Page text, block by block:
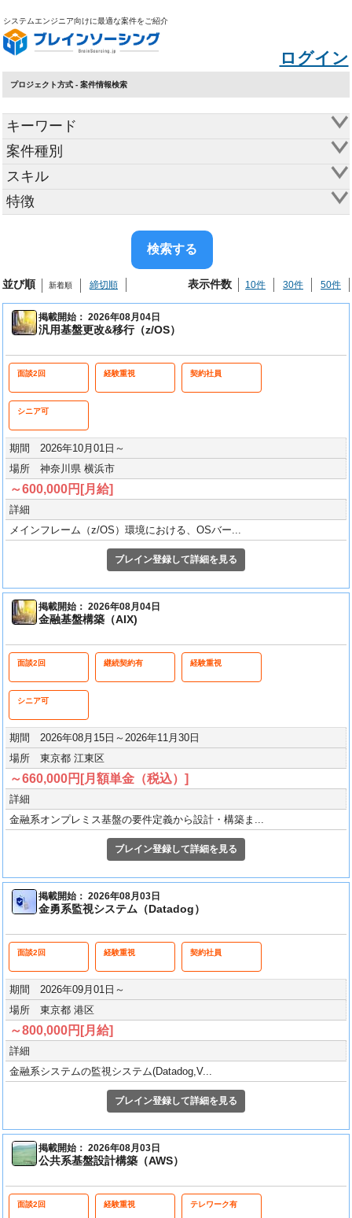
システムエンジニア向けに最適な案件をご紹介
ログイン
プロジェクト方式 - 案件情報検索
キーワード
案件種別
スキル
特徴
並び順 新着順 締切順 表示件数 10件 30件 50件
掲載開始： 2026年08月04日
汎用基盤更改&移行（z/OS）
面談2回 経験重視 契約社員
シニア可
期間 2026年10月01日～
場所 神奈川県 横浜市
～600,000円[月給]
詳細
メインフレーム（z/OS）環境における、OSバー...
ブレイン登録して詳細を見る
掲載開始： 2026年08月04日
金融基盤構築（AIX)
面談2回 継続契約有 経験重視
シニア可
期間 2026年08月15日～2026年11月30日
場所 東京都 江東区
～660,000円[月額単金（税込）]
詳細
金融系オンプレミス基盤の要件定義から設計・構築ま...
ブレイン登録して詳細を見る
掲載開始： 2026年08月03日
金勇系監視システム（Datadog）
面談2回 経験重視 契約社員
期間 2026年09月01日～
場所 東京都 港区
～800,000円[月給]
詳細
金融系システムの監視システム(Datadog,V...
ブレイン登録して詳細を見る
掲載開始： 2026年08月03日
公共系基盤設計構築（AWS）
面談2回 経験重視 テレワーク有